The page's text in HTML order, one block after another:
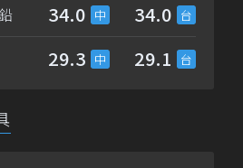
34.0 34.0
29.3 29.1